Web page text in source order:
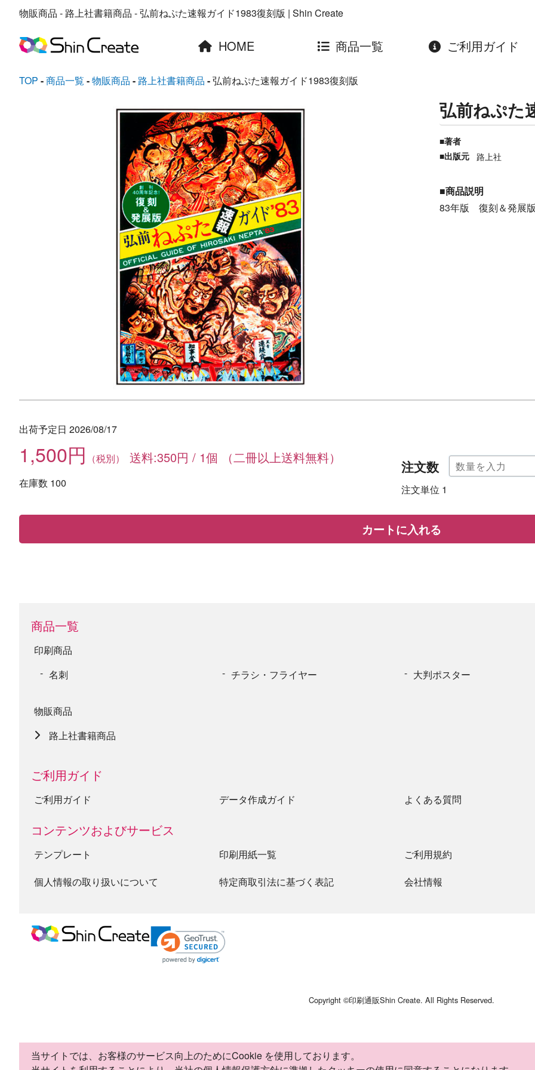
物販商品 - 路上社書籍商品 - 弘前ねぷた速報ガイド1983復刻版 | Shin Create
HOME 商品一覧 ご利用ガイド
TOP 商品一覧 物販商品 路上社書籍商品 弘前ねぷた速報ガイド1983復刻版
弘前ねぷた
著者
出版元
路上社
商品説明
83年版 復刻＆発展版
出荷予定日 2026/08/17
1,500円 （税別） 送料:350円 / 1個 （二冊以上送料無料）
在庫数 100
注文数
注文単位 1
カートに入れる
商品一覧
印刷商品
名刺
チラシ・フライヤー 大判ポスター
物販商品
路上社書籍商品
ご利用ガイド
ご利用ガイド データ作成ガイド よくある質問
コンテンツおよびサービス
テンプレート 印刷用紙一覧 ご利用規約
個人情報の取り扱いについて
特定商取引法に基づく表記 会社情報
当サイトでは、お客様のサービス向上のためにCookie を使用しております。
Copyright ©印刷通販Shin Create. All Rights Reserved.